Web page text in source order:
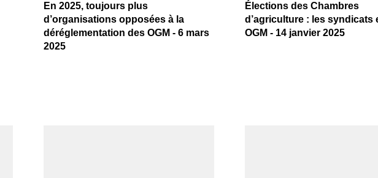
En 2025, toujours plus
d’organisations opposées à la
déréglementation des OGM - 6 mars
2025
Élections des Chambres
d’agriculture : les syndicats
OGM - 14 janvier 2025